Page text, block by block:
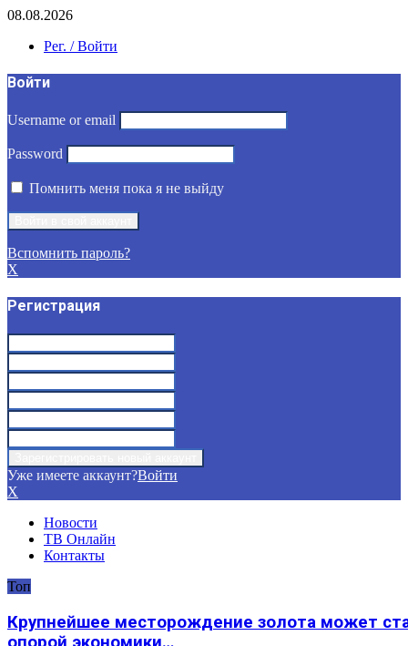
08.08.2026
Рег. / Войти
Войти
Username or email
Password
Помнить меня пока я не выйду
Вспомнить пароль?
X
Регистрация
Уже имеете аккаунт?Войти
X
Новости
ТВ Онлайн
Контакты
Топ
Крупнейшее месторождение золота может